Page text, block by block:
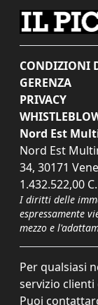
CONDIZIONI
GERENZA
PRIVACY
Nord Est
Nord Est
34, 30171
1.432.522,00
I diritti delle
espressamente
mezzo e
Per qualsiasi
servizio clienti
Puoi